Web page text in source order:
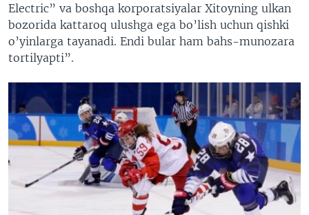
Electric” va boshqa korporatsiyalar Xitoyning ulkan
bozorida kattaroq ulushga ega bo’lish uchun qishki
o’yinlarga tayanadi. Endi bular ham bahs-munozara
tortilyapti”.